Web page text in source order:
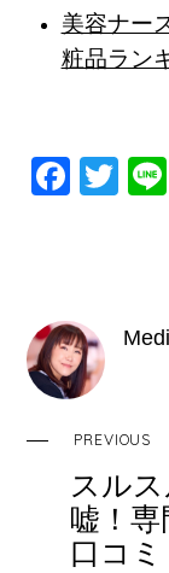
美容ナー
粧品ラン
F
b
o
o
k
T
PREVIOUS
スル
嘘！専
口コ